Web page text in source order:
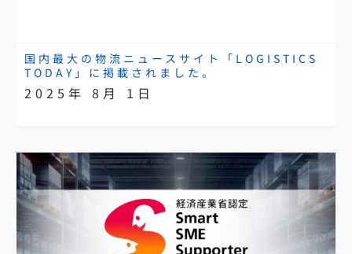
国内最大の物流ニュースサイト「LOGISTICS
TODAY」に掲載されました。
2025年 8月 1日